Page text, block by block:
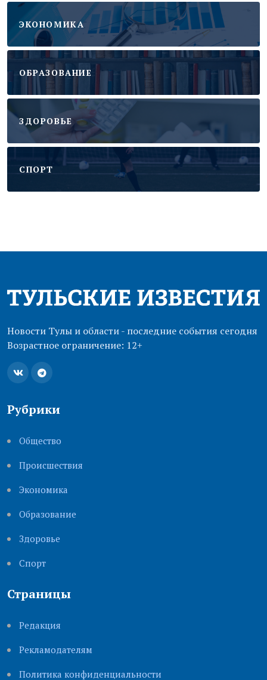
ЭКОНОМИКА
ОБРАЗОВАНИЕ
ЗДОРОВЬЕ
CПОРТ
Новости Тулы и области - последние события сегодня
Возрастное ограничение: 12+
Рубрики
Общество
Происшествия
Экономика
Образование
Здоровье
Cпорт
Страницы
Редакция
Рекламодателям
Политика конфиденциальности